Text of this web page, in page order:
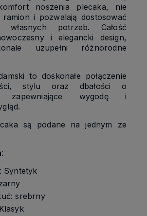
noszenia plecaka, nie
ramion i pozwalają dostosować
własnych potrzeb. Całość
i elegancki design,
uzupełni różnorodne
to doskonałe połączenie
stylu oraz dbałości o
zapewniające wygodę i
są podane na jednym ze
:
Syntetyk
srebrny